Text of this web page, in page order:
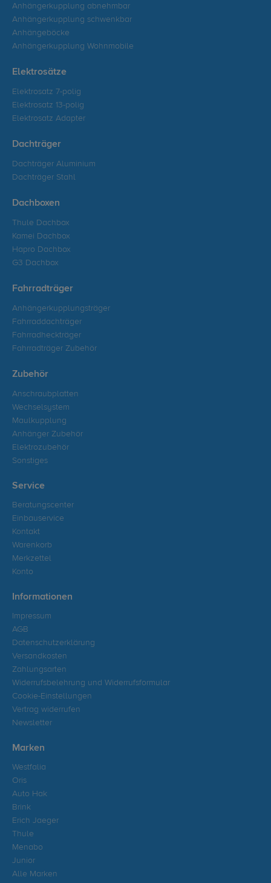
Anhängerkupplung abnehmbar
Anhängerkupplung schwenkbar
Anhängeböcke
Anhängerkupplung Wohnmobile
Elektrosätze
Elektrosatz 7-polig
Elektrosatz 13-polig
Elektrosatz Adapter
Dachträger
Dachträger Aluminium
Dachträger Stahl
Dachboxen
Thule Dachbox
Kamei Dachbox
Hapro Dachbox
G3 Dachbox
Fahrradträger
Anhängerkupplungsträger
Fahrraddachträger
Fahrradheckträger
Fahrradträger Zubehör
Zubehör
Anschraubplatten
Wechselsystem
Maulkupplung
Anhänger Zubehör
Elektrozubehör
Sonstiges
Service
Beratungscenter
Einbauservice
Kontakt
Warenkorb
Merkzettel
Konto
Informationen
Impressum
AGB
Datenschutzerklärung
Versandkosten
Zahlungsarten
Widerrufsbelehrung und Widerrufsformular
Cookie-Einstellungen
Vertrag widerrufen
Newsletter
Marken
Westfalia
Oris
Auto Hak
Brink
Erich Jaeger
Thule
Menabo
Junior
Alle Marken